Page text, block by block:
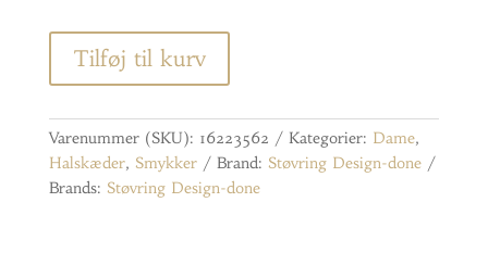
Tilføj til kurv
Varenummer (SKU): 16223562 Kategorier: Dame,
Halskæder, Smykker Brand: Støvring Design-done
Brands: Støvring Design-done